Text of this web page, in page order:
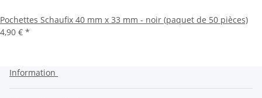
Pochettes Schaufix 40 mm x 33 mm - noir (paquet de 50 pièces)
4,90 € *
Information